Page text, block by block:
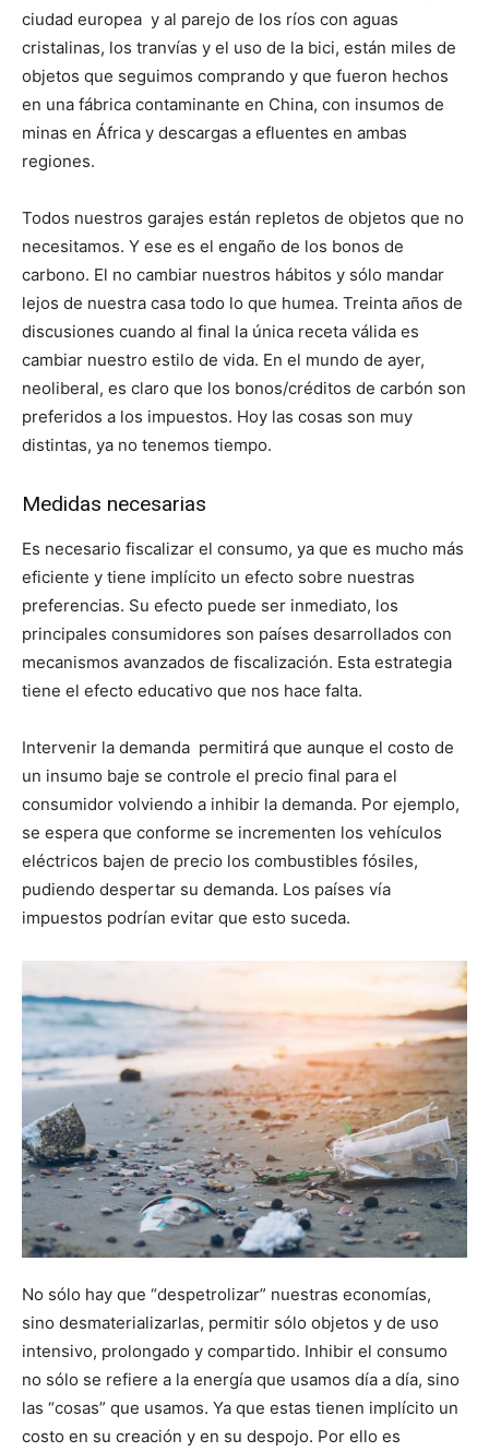
ciudad europea y al parejo de los ríos con aguas
cristalinas, los tranvías y el uso de la bici, están miles de
objetos que seguimos comprando y que fueron hechos
en una fábrica contaminante en China, con insumos de
minas en África y descargas a efluentes en ambas
regiones.
Todos nuestros garajes están repletos de objetos que no
necesitamos. Y ese es el engaño de los bonos de
carbono. El no cambiar nuestros hábitos y sólo mandar
lejos de nuestra casa todo lo que humea. Treinta años de
discusiones cuando al final la única receta válida es
cambiar nuestro estilo de vida. En el mundo de ayer,
neoliberal, es claro que los bonos/créditos de carbón son
preferidos a los impuestos. Hoy las cosas son muy
distintas, ya no tenemos tiempo.
Medidas necesarias
Es necesario fiscalizar el consumo, ya que es mucho más
eficiente y tiene implícito un efecto sobre nuestras
preferencias. Su efecto puede ser inmediato, los
principales consumidores son países desarrollados con
mecanismos avanzados de fiscalización. Esta estrategia
tiene el efecto educativo que nos hace falta.
Intervenir la demanda permitirá que aunque el costo de
un insumo baje se controle el precio final para el
consumidor volviendo a inhibir la demanda. Por ejemplo,
se espera que conforme se incrementen los vehículos
eléctricos bajen de precio los combustibles fósiles,
pudiendo despertar su demanda. Los países vía
impuestos podrían evitar que esto suceda.
No sólo hay que “despetrolizar” nuestras economías,
sino desmaterializarlas, permitir sólo objetos y de uso
intensivo, prolongado y compartido. Inhibir el consumo
no sólo se refiere a la energía que usamos día a día, sino
las “cosas” que usamos. Ya que estas tienen implícito un
costo en su creación y en su despojo. Por ello es